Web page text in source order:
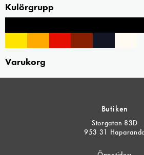
Kulörgrupp
Varukorg
Butiken
Storgatan 83D
953 31